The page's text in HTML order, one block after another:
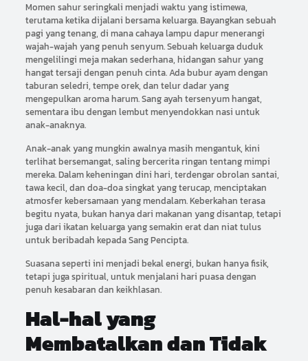
Momen sahur seringkali menjadi waktu yang istimewa,
terutama ketika dijalani bersama keluarga. Bayangkan sebuah
pagi yang tenang, di mana cahaya lampu dapur menerangi
wajah-wajah yang penuh senyum. Sebuah keluarga duduk
mengelilingi meja makan sederhana, hidangan sahur yang
hangat tersaji dengan penuh cinta. Ada bubur ayam dengan
taburan seledri, tempe orek, dan telur dadar yang
mengepulkan aroma harum. Sang ayah tersenyum hangat,
sementara ibu dengan lembut menyendokkan nasi untuk
anak-anaknya.
Anak-anak yang mungkin awalnya masih mengantuk, kini
terlihat bersemangat, saling bercerita ringan tentang mimpi
mereka. Dalam keheningan dini hari, terdengar obrolan santai,
tawa kecil, dan doa-doa singkat yang terucap, menciptakan
atmosfer kebersamaan yang mendalam. Keberkahan terasa
begitu nyata, bukan hanya dari makanan yang disantap, tetapi
juga dari ikatan keluarga yang semakin erat dan niat tulus
untuk beribadah kepada Sang Pencipta.
Suasana seperti ini menjadi bekal energi, bukan hanya fisik,
tetapi juga spiritual, untuk menjalani hari puasa dengan
penuh kesabaran dan keikhlasan.
Hal-hal yang
Membatalkan dan Tidak